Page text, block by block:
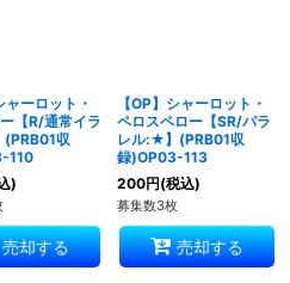
ャーロット・
【R/通常イラ
収
110
)
売却する
【OP】シャーロット・
ペロスペロー【SR/パラ
レル:★】(PRB01収
録)OP03-113
200円(税込)
募集数3枚
売却する